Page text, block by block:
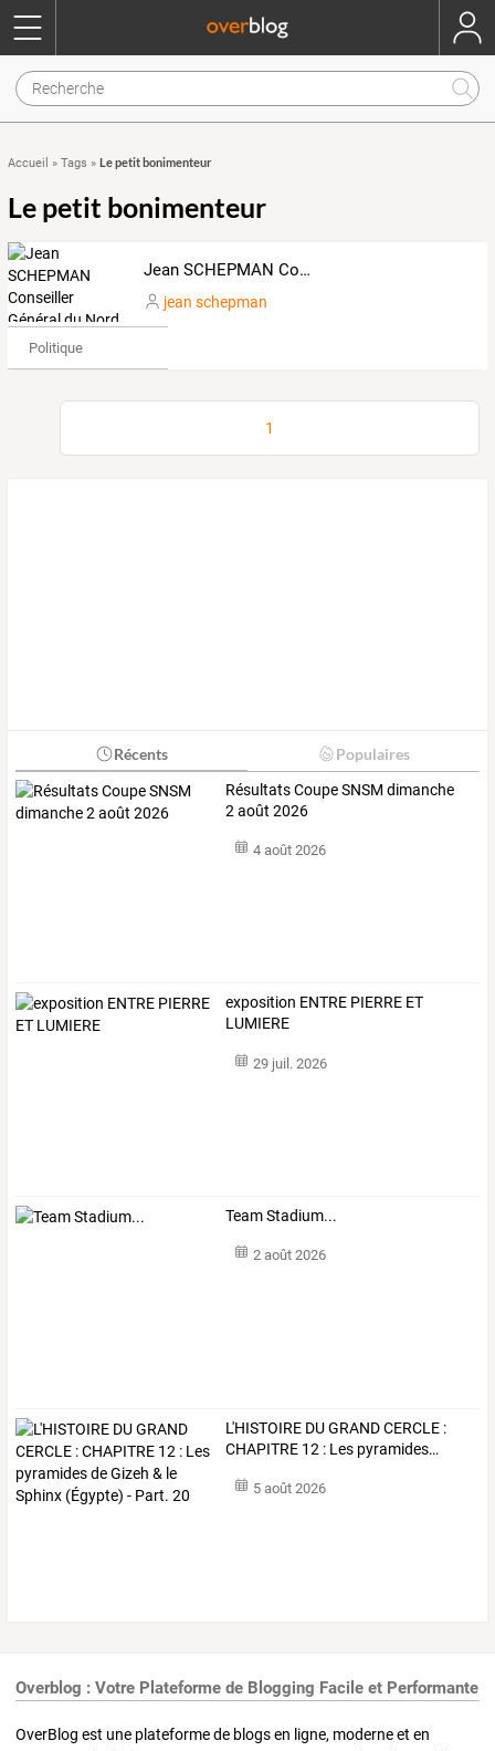
Accueil » Tags » Le petit bonimenteur
Le petit bonimenteur
Jean SCHEPMAN Conseiller Général du Nord, élu de proximité
jean schepman
Politique
1
Récents Populaires
Résultats Coupe SNSM dimanche
2 août 2026
4 août 2026
exposition ENTRE PIERRE ET
LUMIERE
29 juil. 2026
Team Stadium...
2 août 2026
L'HISTOIRE DUGRANDCERCLE :
CHAPITRE 12 : Les pyramides…
5 août 2026
Overblog : Votre Plateforme de Blogging Facile et Performante
OverBlog est une plateforme de blogs en ligne, moderne et en